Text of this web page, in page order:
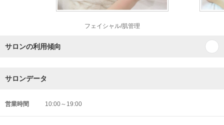
フェイシャル/肌管理
サロンの利用傾向
サロンデータ
営業時間 10:00～19:00